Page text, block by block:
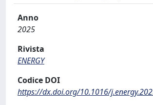
Anno
2025
Rivista
ENERGY
Codice DOI
https://dx.doi.org/10.1016/